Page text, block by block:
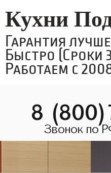
Кухни
Гарантия
Быстро (Сроки
Работаем с
8
Звонок по